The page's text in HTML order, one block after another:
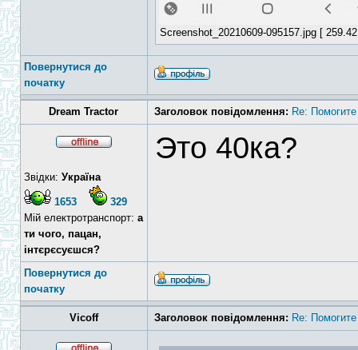
Screenshot_20210609-095157.jpg [
Повернутися до
початку
Dream Tractor Заголовок повідомлення: Re:
Звідки: Україна
1653
329
Мій електротранспорт: а
ти чого, пацан,
інтєрєсуєшся?
Это 40ка?
Повернутися до
початку
Vicoff Заголовок повідомлення: Re: